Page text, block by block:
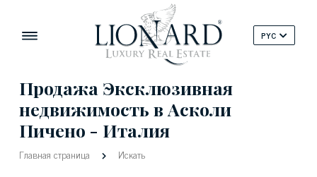
PYC
Продажа Эксклюзивная
недвижимость в Асколи
Пичено - Италия
Главная страница Искать